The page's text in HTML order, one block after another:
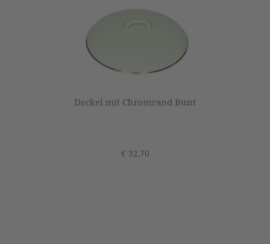
Deckel mit Chromrand Bunt
€ 32,70